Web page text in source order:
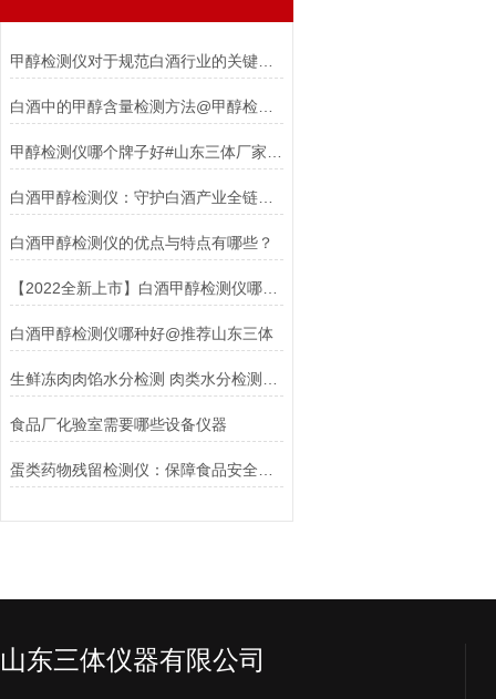
甲醇检测仪对于规范白酒行业的关键作用
白酒甲醇检测仪：守护白酒产业全链条的科技卫士
白酒甲醇检测仪的优点与特点有哪些？
【2022全新上市】白酒甲醇检测仪哪个牌子好@山东三体
白酒甲醇检测仪哪种好@推荐山东三体
食品厂化验室需要哪些设备仪器
山东三体仪器有限公司